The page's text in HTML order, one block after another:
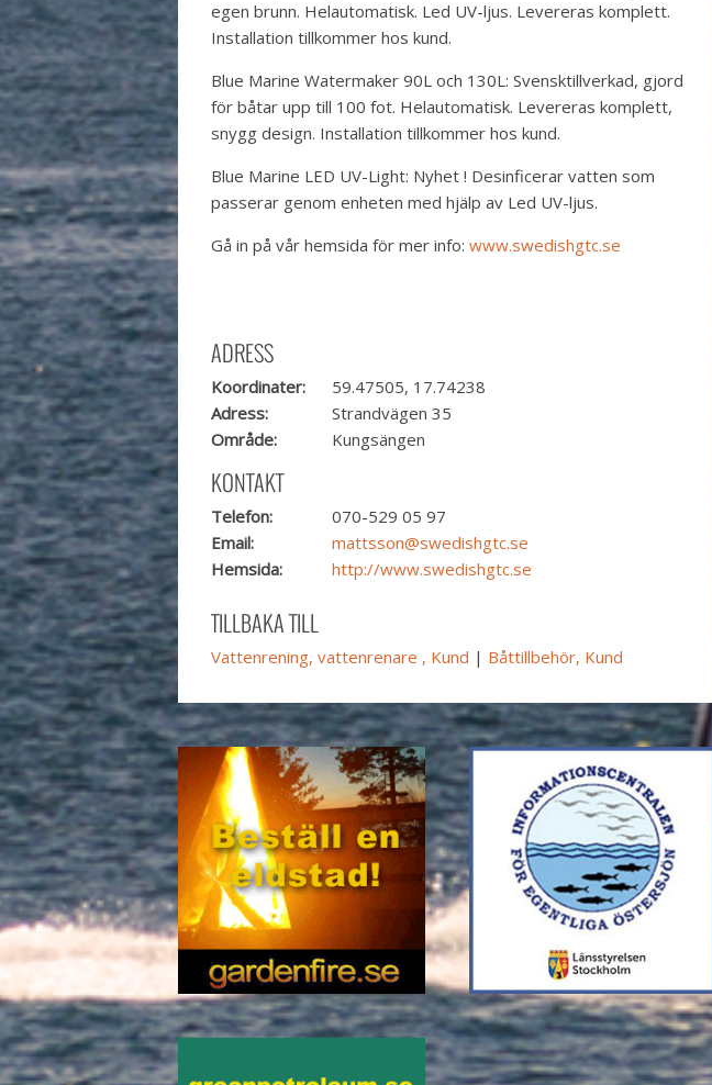
egen brunn. Helautomatisk. Led UV-ljus. Levereras komplett.
Installation tillkommer hos kund.
Blue Marine Watermaker 90L och 130L: Svensktillverkad, gjord
för båtar upp till 100 fot. Helautomatisk. Levereras komplett,
snygg design. Installation tillkommer hos kund.
Blue Marine LED UV-Light: Nyhet ! Desinficerar vatten som
passerar genom enheten med hjälp av Led UV-ljus.
Gå in på vår hemsida för mer info: www.swedishgtc.se
ADRESS
Koordinater:
59.47505, 17.74238
Adress:
Strandvägen 35
Område:
Kungsängen
KONTAKT
Telefon:
070-529 05 97
Email:
mattsson@swedishgtc.se
Hemsida:
http://www.swedishgtc.se
TILLBAKA TILL
Vattenrening, vattenrenare , Kund | Båttillbehör, Kund